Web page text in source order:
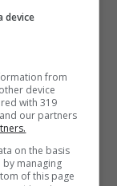
d’Italia,
Allineato a
– alla
sviluppi
device
from
device
with 319
our partners
on the basis
managing
of this page